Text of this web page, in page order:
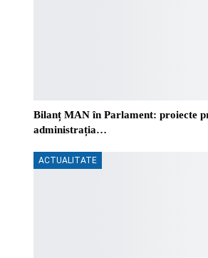
Bilanț MAN în Parlament: proiecte
administrația…
ACTUALITATE